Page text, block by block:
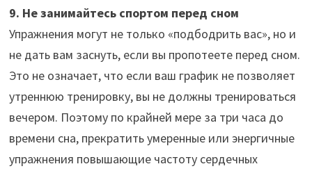
9. Не занимайтесь спортом перед сном
Упражнения могут не только «подбодрить вас», но и
не дать вам заснуть, если вы пропотеете перед сном.
Это не означает, что если ваш график не позволяет
утреннюю тренировку, вы не должны тренироваться
вечером. Поэтому по крайней мере за три часа до
времени сна, прекратить умеренные или энергичные
упражнения повышающие частоту сердечных